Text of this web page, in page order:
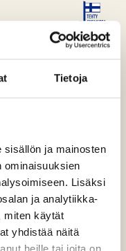
Tietoja
sisällön ja mainosten
ominaisuuksien
Lisäksi
ja analytiikka-
miten käytät
yhdistää näitä
heille tai joita on